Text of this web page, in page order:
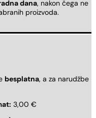
dana, nakon čega ne
proizvoda.
besplatna, a za narudžbe
3,00 €